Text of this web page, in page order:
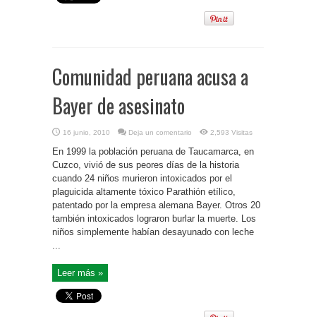
Comunidad peruana acusa a
Bayer de asesinato
16 junio, 2010 Deja un comentario 2,593 Visitas
En 1999 la población peruana de Taucamarca, en
Cuzco, vivió de sus peores días de la historia
cuando 24 niños murieron intoxicados por el
plaguicida altamente tóxico Parathión etílico,
patentado por la empresa alemana Bayer. Otros 20
también intoxicados lograron burlar la muerte. Los
niños simplemente habían desayunado con leche
Leer más »